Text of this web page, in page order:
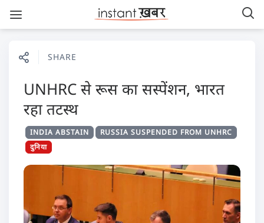
SHARE
UNHRC से रूस का सस्पेंशन, भारत
रहा तटस्थ
INDIA ABSTAIN
RUSSIA SUSPENDED FROM UNHRC
दुनिया